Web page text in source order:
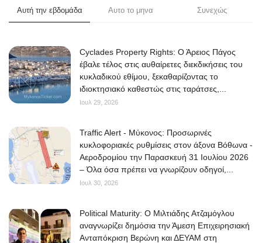
Αυτή την εβδομάδα Αυτο το μηνα Συνεχώς
Cyclades Property Rights: Ο Άρειος Πάγος
έβαλε τέλος στις αυθαίρετες διεκδικήσεις του
κυκλαδικού εθίμου, ξεκαθαρίζοντας το
ιδιοκτησιακό καθεστώς στις ταράτσες,...
Ιουλ 29, 2026
Traffic Alert - Μύκονος: Προσωρινές
κυκλοφοριακές ρυθμίσεις στον άξονα Βόθωνα -
Αεροδρομίου την Παρασκευή 31 Ιουλίου 2026
– Όλα όσα πρέπει να γνωρίζουν οδηγοί,...
Ιουλ 30, 2026
Political Maturity: Ο Μιλτιάδης Ατζαμόγλου
αναγνωρίζει δημόσια την Άμεση Επιχειρησιακή
Ανταπόκριση Βερώνη και ΔΕΥΑΜ στη